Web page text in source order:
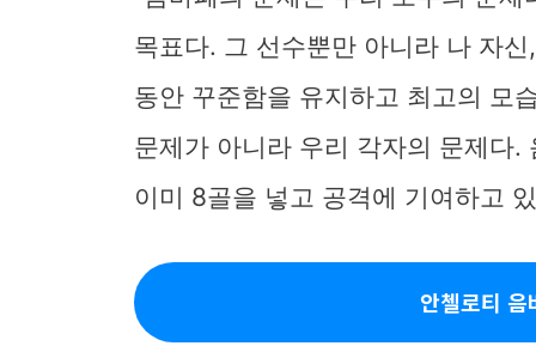
목표다. 그 선수뿐만 아니라 나 자
동안 꾸준함을 유지하고 최고의 모
문제가 아니라 우리 각자의 문제다
이미 8골을 넣고 공격에 기여하고
안첼로티 음